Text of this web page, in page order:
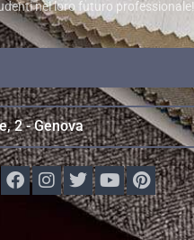
nel loro futuro professionale!
2 - Genova